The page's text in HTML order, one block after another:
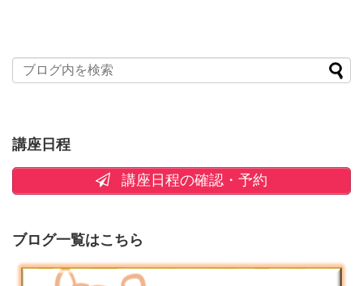
講座日程
講座日程の確認・予約
ブログ一覧はこちら